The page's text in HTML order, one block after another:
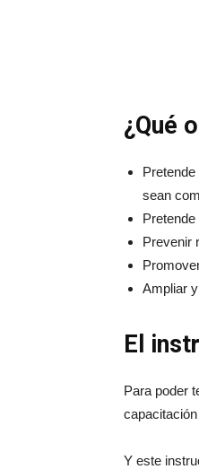
¿Qué
sean
Prevenir
Ampliar
El
Para poder
Y este